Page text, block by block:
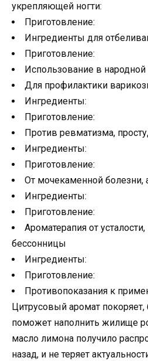
укрепляющей ногти:
Приготовление:
Ингредиенты для
Приготовление:
Использование в
Для профилактики
Ингредиенты:
Приготовление:
Против ревматизма,
Ингредиенты:
Приготовление:
От мочекаменной болезни,
Ингредиенты:
Приготовление:
Ароматерапия от
бессонницы
Ингредиенты:
Приготовление:
Противопоказания к
Цитрусовый аромат
поможет наполнить жилище
масло лимона получило
назад, и не теряет